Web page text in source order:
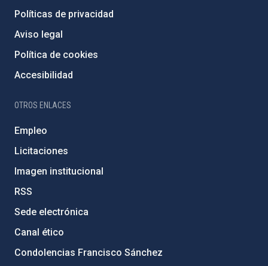
Políticas de privacidad
Aviso legal
Política de cookies
Accesibilidad
OTROS ENLACES
Empleo
Licitaciones
Imagen institucional
RSS
Sede electrónica
Canal ético
Condolencias Francisco Sánchez